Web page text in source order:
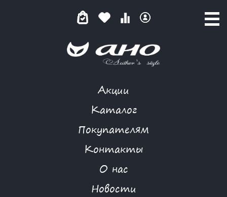
Акции
Каталог
Покупателям
Контакты
О нас
Новости
MORGANNA